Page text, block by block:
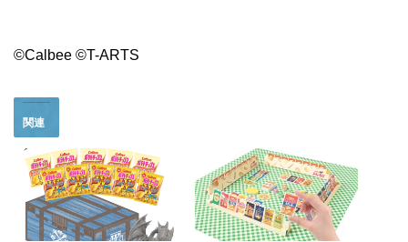
©Calbee ©T-ARTS
関連